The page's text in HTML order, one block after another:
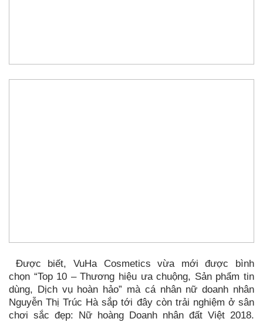
Được biết, VuHa Cosmetics vừa mới được bình
chọn “Top 10 – Thương hiệu ưa chuộng, Sản phẩm tin
dùng, Dịch vụ hoàn hảo” mà cá nhân nữ doanh nhân
Nguyễn Thị Trúc Hà sắp tới đây còn trải nghiệm ở sân
chơi sắc đẹp: Nữ hoàng Doanh nhân đất Việt 2018.